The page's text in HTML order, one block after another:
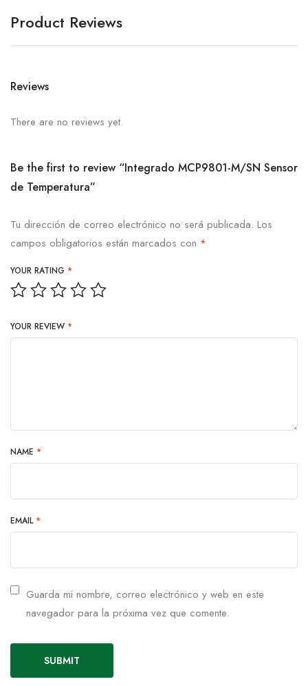
Product Reviews
Reviews
There are no reviews yet.
Be the first to review “Integrado MCP9801-M/SN Sensor
de Temperatura”
Tu dirección de correo electrónico no será publicada. Los
campos obligatorios están marcados con *
YOUR RATING *
YOUR REVIEW *
NAME *
EMAIL *
Guarda mi nombre, correo electrónico y web en este
navegador para la próxima vez que comente.